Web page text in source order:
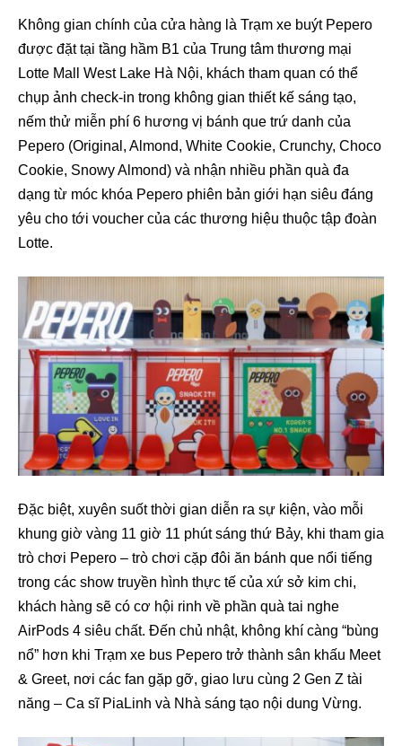
Không gian chính của cửa hàng là Trạm xe buýt Pepero
được đặt tại tầng hầm B1 của Trung tâm thương mại
Lotte Mall West Lake Hà Nội, khách tham quan có thể
chụp ảnh check-in trong không gian thiết kế sáng tạo,
nếm thử miễn phí 6 hương vị bánh que trứ danh của
Pepero (Original, Almond, White Cookie, Crunchy, Choco
Cookie, Snowy Almond) và nhận nhiều phần quà đa
dạng từ móc khóa Pepero phiên bản giới hạn siêu đáng
yêu cho tới voucher của các thương hiệu thuộc tập đoàn
Lotte.
Đặc biệt, xuyên suốt thời gian diễn ra sự kiện, vào mỗi
khung giờ vàng 11 giờ 11 phút sáng thứ Bảy, khi tham gia
trò chơi Pepero – trò chơi cặp đôi ăn bánh que nổi tiếng
trong các show truyền hình thực tế của xứ sở kim chi,
khách hàng sẽ có cơ hội rinh về phần quà tai nghe
AirPods 4 siêu chất. Đến chủ nhật, không khí càng “bùng
nổ” hơn khi Trạm xe bus Pepero trở thành sân khấu Meet
& Greet, nơi các fan gặp gỡ, giao lưu cùng 2 Gen Z tài
năng – Ca sĩ PiaLinh và Nhà sáng tạo nội dung Vừng.